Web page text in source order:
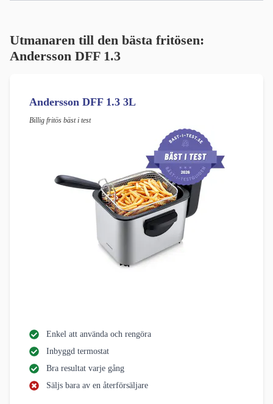
Utmanaren till den bästa fritösen:
Andersson DFF 1.3
Andersson DFF 1.3 3L
Billig fritös bäst i test
Enkel att använda och rengöra
Inbyggd termostat
Bra resultat varje gång
Säljs bara av en återförsäljare